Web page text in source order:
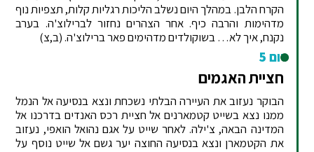
הקרח הלבן. במהלך היום נשלב הליכות רגליות קלות, תצפיות נוף
מדהימות והרבה כיף. אחר הצהרים נחזור לברילוצ'ה. בערב
נקנח, איך לא… בשוקולדים מדהימים פאר ברילוצ'ה. (ב,צ)
יום 5
חציית האגמים
הבוקר נעזוב את העיירה הבלתי נשכחת ונצא בנסיעה אל הנמל
ממנו נצא בשייט קטמארנים אל חציית רכס האנדים בדרכנו אל
המדינה הבאה, צ'ילה. לאחר שייט על אגם נהואל הואפי, נעזוב
את הקטמארן ונצא בנסיעה החוצה יער גשם אל שייט נוסף על